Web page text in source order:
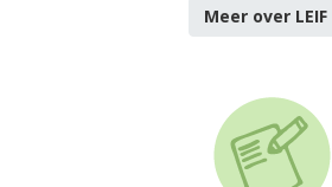
Meer over LEIF